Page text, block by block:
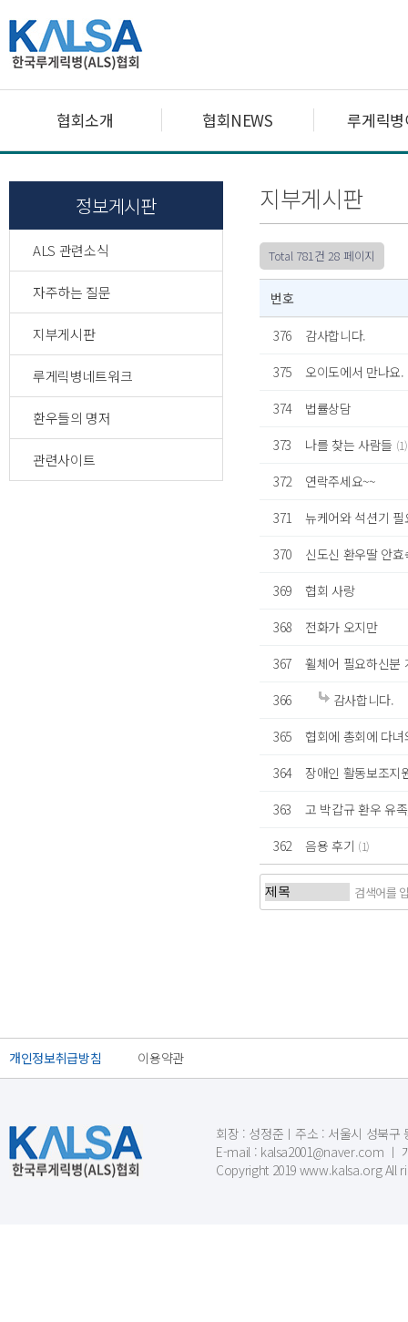
협회소개 협회NEWS 루게릭
정보게시판
ALS 관련소식
자주하는 질문
지부게시판
루게릭병네트워크
환우들의 명저
관련사이트
지부게시판
Total 781건 28 페이지
번호
376
감사합니다.
375
오이도에서 만나요.
374
법률상담
373
나를 찾는 사람들 (1)
372
연락주세요~~
371
뉴케어와 석션기
370
신도신 환우딸 안
369
협회 사랑
368
전화가 오지만
367
휠체어 필요하신분
366
감사합니다.
365
협회에 총회에 다녀
364
장애인 활동보조지
363
고 박갑규 환우 유
362
음용 후기 (1)
개인정보취급방침 이용약관
회장 : 성정준ㅣ주소 : 서울시 성북구
E-mail : kalsa2001@naver.com ㅣ
Copyright 2019 www.kalsa.org All